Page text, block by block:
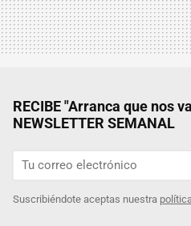
RECIBE "Arranca que nos
NEWSLETTER SEMANAL
Suscribiéndote aceptas nuestra